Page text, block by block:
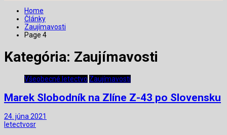
Home
Články
Zaujímavosti
Page 4
Kategória: Zaujímavosti
Všeobecné letectvo Zaujímavosti
Marek Slobodník na Zlíne Z-43 po Slovensku
24. júna 2021
letectvosr